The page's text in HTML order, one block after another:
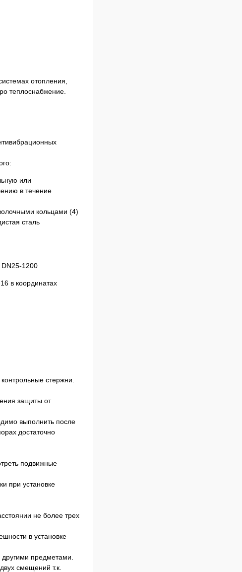
отопления,
теплоснабжение.
или
в течение
кольцами (4)
сталь
в координатах
стержни.
защиты от
выполнить после
достаточно
подвижные
при установке
не более трех
в установке
предметами.
смещений т.к.